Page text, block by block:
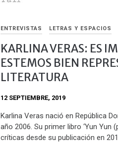
ENTREVISTAS LETRAS Y ESPACIOS
KARLINA VERAS: ES
ESTEMOS BIEN
LITERATURA
12 SEPTIEMBRE, 2019
Karlina Veras nació en República
año 2006. Su primer libro ‘Yun Yun
críticas desde su publicación en